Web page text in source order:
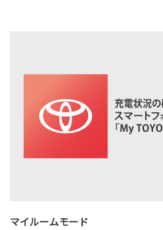
マイルームモード